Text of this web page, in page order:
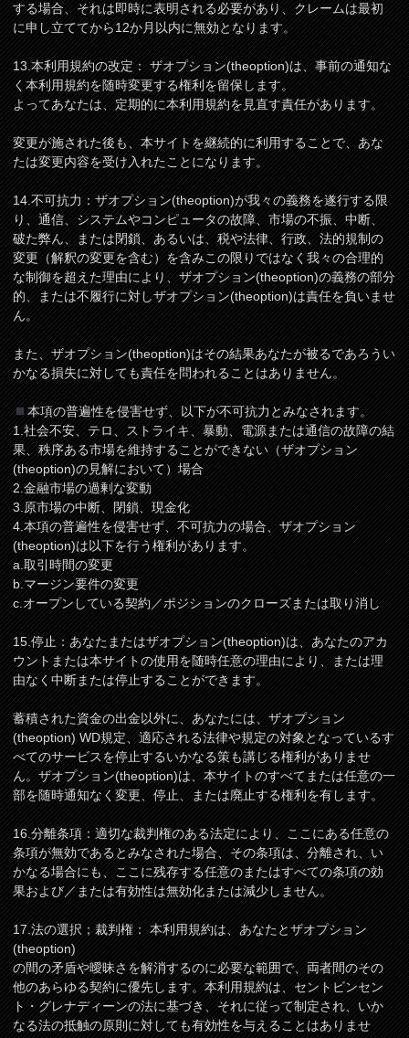
する場合、それは即時に表明される必要があり、クレームは最初
に申し立ててから12か月以内に無効となります。
13.本利用規約の改定： ザオプション(theoption)は、事前の通知な
く本利用規約を随時変更する権利を留保します。
よってあなたは、定期的に本利用規約を見直す責任があります。
変更が施された後も、本サイトを継続的に利用することで、あな
たは変更内容を受け入れたことになります。
14.不可抗力：ザオプション(theoption)が我々の義務を遂行する限
り、通信、システムやコンピュータの故障、市場の不振、中断、
破た弊ん、または閉鎖、あるいは、税や法律、行政、法的規制の
変更（解釈の変更を含む）を含みこの限りではなく我々の合理的
な制御を超えた理由により、ザオプション(theoption)の義務の部分
的、または不履行に対しザオプション(theoption)は責任を負いませ
ん。
また、ザオプション(theoption)はその結果あなたが被るであろうい
かなる損失に対しても責任を問われることはありません。
本項の普遍性を侵害せず、以下が不可抗力とみなされます。
1.社会不安、テロ、ストライキ、暴動、電源または通信の故障の結
果、秩序ある市場を維持することができない（ザオプション
(theoption)の見解において）場合
2.金融市場の過剰な変動
3.原市場の中断、閉鎖、現金化
4.本項の普遍性を侵害せず、不可抗力の場合、ザオプション
(theoption)は以下を行う権利があります。
a.取引時間の変更
b.マージン要件の変更
c.オープンしている契約／ポジションのクローズまたは取り消し
15.停止：あなたまたはザオプション(theoption)は、あなたのアカ
ウントまたは本サイトの使用を随時任意の理由により、または理
由なく中断または停止することができます。
蓄積された資金の出金以外に、あなたには、ザオプション
(theoption) WD規定、適応される法律や規定の対象となっているす
べてのサービスを停止するいかなる策も講じる権利がありませ
ん。ザオプション(theoption)は、本サイトのすべてまたは任意の一
部を随時通知なく変更、停止、または廃止する権利を有します。
16.分離条項：適切な裁判権のある法定により、ここにある任意の
条項が無効であるとみなされた場合、その条項は、分離され、い
かなる場合にも、ここに残存する任意のまたはすべての条項の効
果および／または有効性は無効化または減少しません。
17.法の選択；裁判権： 本利用規約は、あなたとザオプション
(theoption)
の間の矛盾や曖昧さを解消するのに必要な範囲で、両者間のその
他のあらゆる契約に優先します。本利用規約は、セントビンセン
ト・グレナディーンの法に基づき、それに従って制定され、いか
なる法の抵触の原則に対しても有効性を与えることはありませ